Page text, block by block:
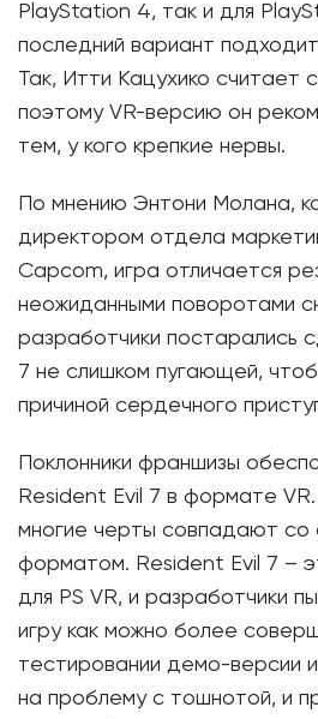
PlayStation 4, так и для
последний вариант
Так, Итти Кацухико считает
поэтому VR-версию он
тем, у кого крепкие нервы.
По мнению Энтони Молана,
директором отдела
Capcom, игра отличается
неожиданными поворотами
разработчики постарались
7 не слишком пугающей,
причиной сердечного
Поклонники франшизы
Resident Evil 7 в формате
многие черты совпадают со
форматом. Resident Evil 7 –
для PS VR, и разработчики
игру как можно более
тестировании демо-версии
на проблему с тошнотой, и